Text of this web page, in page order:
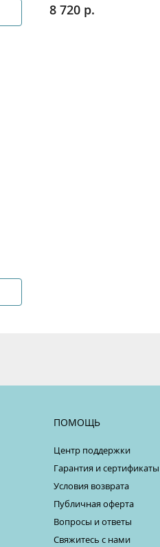
8 720
ПОМОЩЬ
Центр поддержки
Гарантия и сертификаты
Условия возврата
Публичная оферта
Вопросы и ответы
Свяжитесь с нами